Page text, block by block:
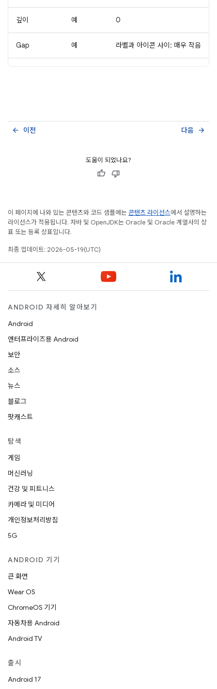
깊이 예 0
Gap 예 라벨과 아이콘 사이: 매우 작음
이전
arrow_back 다음 arrow_forward
도움이 되었나요?
이 페이지에 나와 있는 콘텐츠와 코드 샘플에는 콘텐츠 라이선스에서 설명하는
라이선스가 적용됩니다. 자바 및 OpenJDK는 Oracle 및 Oracle 계열사의 상
표 또는 등록 상표입니다.
최종 업데이트: 2026-05-19(UTC)
ANDROID 자세히 알아보기
Android
엔터프라이즈용 Android
보안
소스
뉴스
블로그
팟캐스트
탐색
게임
머신러닝
건강 및 피트니스
카메라 및 미디어
개인정보처리방침
5G
ANDROID 기기
큰 화면
Wear OS
ChromeOS 기기
자동차용 Android
Android TV
출시
Android 17